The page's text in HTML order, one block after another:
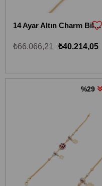
14 Ayar Altın Charm Bileklik 14KBLKİ6
₺40.214,05
₺66.066,21
%29